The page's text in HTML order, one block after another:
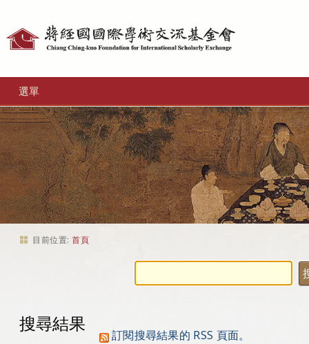
選單
目前位置: 首頁
搜尋結果
訂閱搜尋結果的 RSS 頁面。